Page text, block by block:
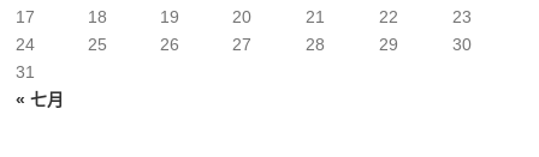
« 七月
17
18 19 20 21 22
23
24
25 26 27 28 29
30
31